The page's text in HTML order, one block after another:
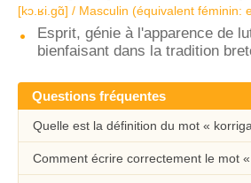
[kɔ.ʁi.gɑ̃] / Masculin (équivalent féminin:
Esprit, génie à l'apparence de
bienfaisant dans la tradition
Questions fréquentes
Quelle est la définition du mot «
Comment écrire correctement le mot